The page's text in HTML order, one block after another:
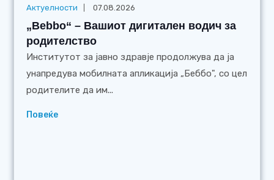
Актуелности 07.08.2026
„Bebbo“ – Вашиот дигитален водич за
родителство
Институтот за јавно здравје продолжува да ја
унапредува мобилната апликација „Беббо", со цел
родителите да им...
Повеќе